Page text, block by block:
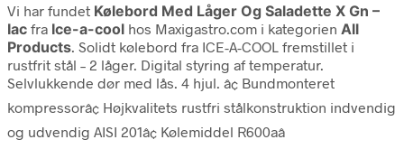
Vi har fundet Kølebord Med Låger Og Saladette X Gn –
Iac fra Ice-a-cool hos Maxigastro.com i kategorien All
Products. Solidt kølebord fra ICE-A-COOL fremstillet i
rustfrit stål – 2 låger. Digital styring af temperatur.
Selvlukkende dør med lås. 4 hjul. â¢ Bundmonteret
kompressorâ¢ Højkvalitets rustfri stålkonstruktion indvendig
og udvendig AISI 201â¢ Kølemiddel R600aâ